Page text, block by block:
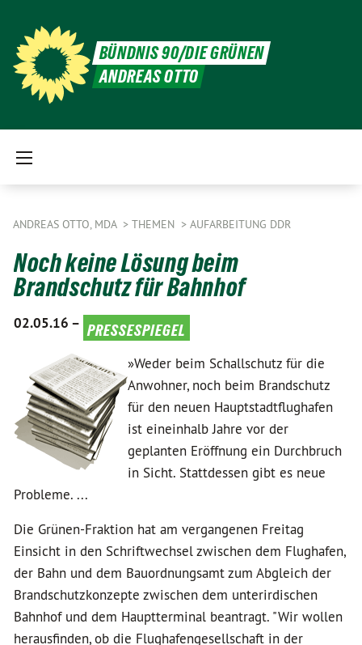
BÜNDNIS 90/DIE GRÜNEN
ANDREAS OTTO
ANDREAS OTTO, MDA THEMEN AUFARBEITUNG DDR
Noch keine Lösung beim
Brandschutz für Bahnhof
02.05.16 – pressespiegel
»Weder beim Schallschutz für die
Anwohner, noch beim Brandschutz
für den neuen Hauptstadtflughafen
ist eineinhalb Jahre vor der
geplanten Eröffnung ein Durchbruch
in Sicht. Stattdessen gibt es neue
Probleme. ...
Die Grünen-Fraktion hat am vergangenen Freitag
Einsicht in den Schriftwechsel zwischen dem Flughafen,
der Bahn und dem Bauordnungsamt zum Abgleich der
Brandschutzkonzepte zwischen dem unterirdischen
Bahnhof und dem Hauptterminal beantragt. "Wir wollen
herausfinden, ob die Flughafengesellschaft in der